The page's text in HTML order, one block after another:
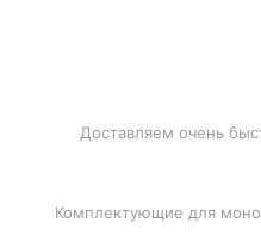
Доставляем очень
Комплектующие для